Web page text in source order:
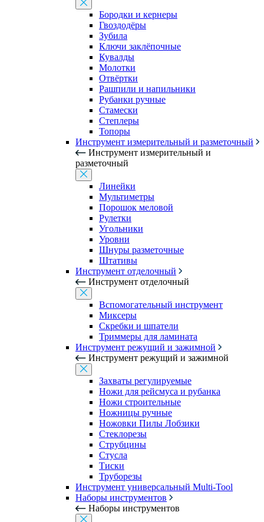
Бородки и кернеры
Гвоздодёры
Зубила
Ключи заклёпочные
Кувалды
Молотки
Отвёртки
Рашпили и напильники
Рубанки ручные
Стамески
Степлеры
Топоры
Инструмент измерительный и разметочный
Инструмент измерительный и
разметочный
Линейки
Мультиметры
Порошок меловой
Рулетки
Угольники
Уровни
Шнуры разметочные
Штативы
Инструмент отделочный
Инструмент отделочный
Вспомогательный инструмент
Миксеры
Скребки и шпатели
Триммеры для ламината
Инструмент режущий и зажимной
Инструмент режущий и зажимной
Захваты регулируемые
Ножи для рейсмуса и рубанка
Ножи строительные
Ножницы ручные
Ножовки Пилы Лобзики
Стеклорезы
Струбцины
Стусла
Тиски
Труборезы
Инструмент универсальный Multi-Tool
Наборы инструментов
Наборы инструментов